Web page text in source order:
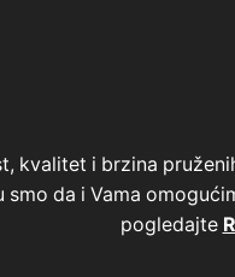
kvalitet i brzina
smo da i Vama
pogledajte